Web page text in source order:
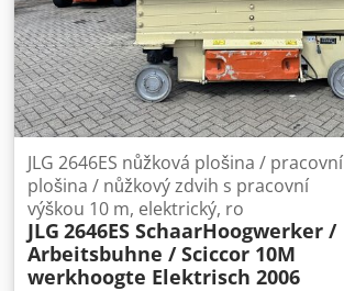
JLG 2646ES nůžková plošina / pracovní
plošina / nůžkový zdvih s pracovní
výškou 10 m, elektrický, ro
JLG 2646ES SchaarHoogwerker /
Arbeitsbuhne / Sciccor 10M
werkhoogte Elektrisch 2006